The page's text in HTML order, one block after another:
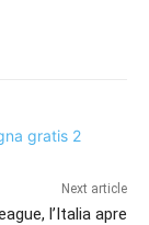
Next article
l’Italia apre